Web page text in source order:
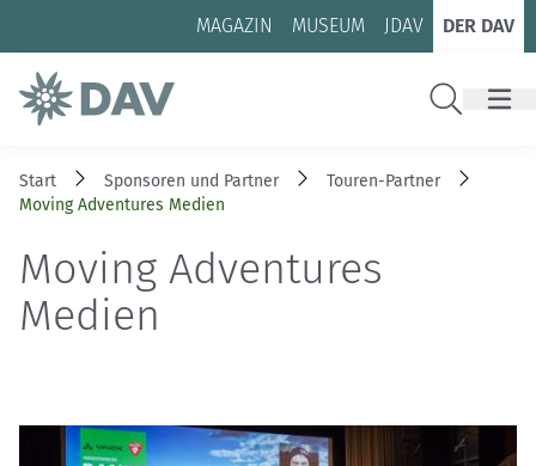
Zum Inhalt
Zur Footer-Navigation
MAGAZIN MUSEUM JDAV DER DAV
Start Sponsoren und Partner
Touren-Partner
Moving Adventures Medien
Moving Adventures
Medien